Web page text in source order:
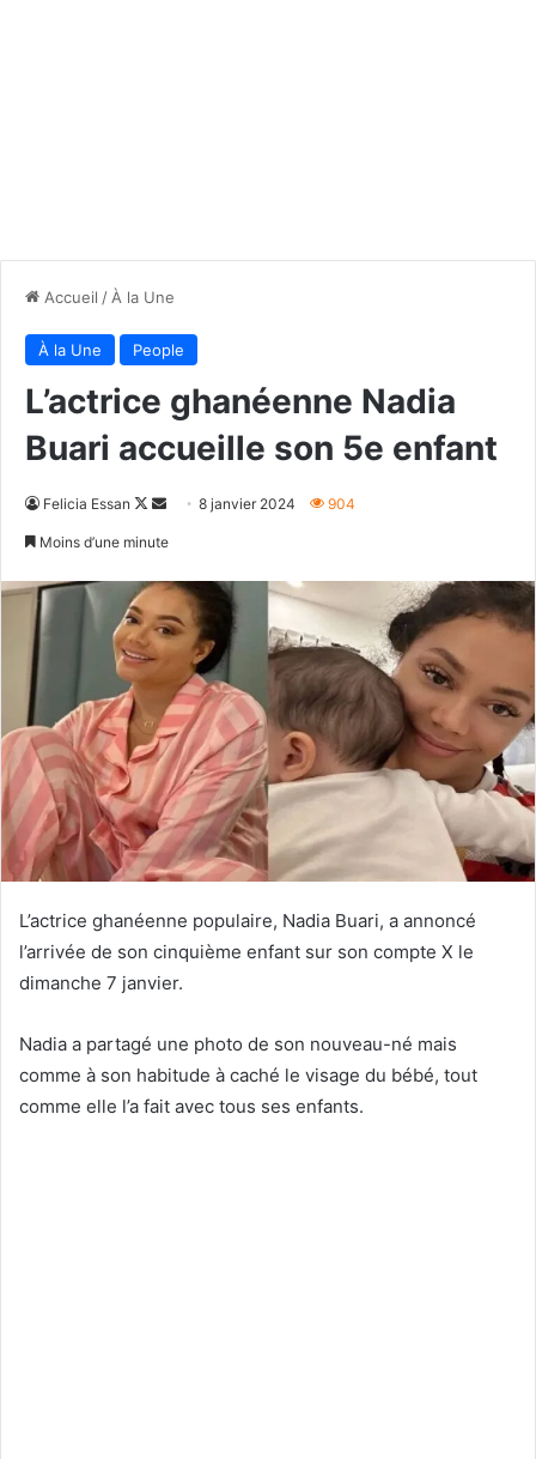
Accueil / À la Une
À la Une People
L’actrice ghanéenne Nadia
Buari accueille son 5e enfant
Felicia Essan
Follow
Envoyer8 janvier 2024 904
Moins d’une minute
L’actrice ghanéenne populaire, Nadia Buari, a annoncé
l’arrivée de son cinquième enfant sur son compte X le
dimanche 7 janvier.
Nadia a partagé une photo de son nouveau-né mais
comme à son habitude à caché le visage du bébé, tout
comme elle l’a fait avec tous ses enfants.